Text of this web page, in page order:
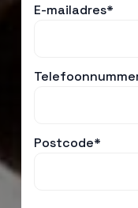
E-mailadres*
Postcode*